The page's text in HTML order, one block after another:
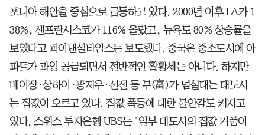
포니아 해안을 중심으로 급등하고 있다. 2000년 이후 LA가 1
38%, 샌프란시스코가 116% 올랐고, 뉴욕도 80% 상승률을
보였다고 파이낸셜타임스는 보도했다. 중국은 중소도시에 아
파트가 과잉 공급되면서 전반적인 활황세는 아니다. 하지만
베이징·상하이·광저우·선전 등 부(富)가 넘실대는 대도시
는 집값이 오르고 있다. 집값 폭등에 대한 불안감도 커지고
있다. 스위스 투자은행 UBS는 "일부 대도시의 집값 거품이